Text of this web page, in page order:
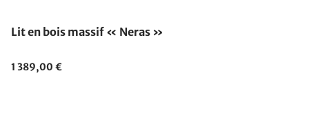
Lit en bois massif « Neras »
1 389,00 €